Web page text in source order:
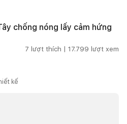
chống nóng lấy cảm hứng
7 lượt thích | 17.799 lượt xem
kế